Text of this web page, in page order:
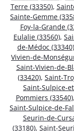
Terre (33350),
Sainte-Gemme
Foy-la-Grande
Eulalie (33560),
de-Médoc (33340)
Vivien-de-
Saint-Vivien-de-
(33420), Saint-
Saint-Sulpice-
Pommiers (33540),
Saint-Sulpice-de-
Seurin-de-
(33180), Saint-